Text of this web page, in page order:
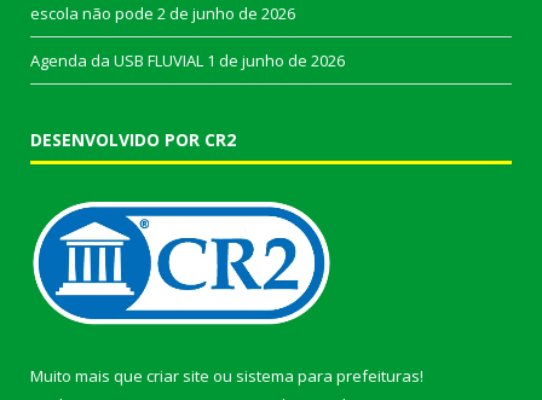
escola não pode 2 de junho de 2026
Agenda da USB FLUVIAL 1 de junho de 2026
DESENVOLVIDO POR CR2
Muito mais que criar site ou sistema para prefeituras!